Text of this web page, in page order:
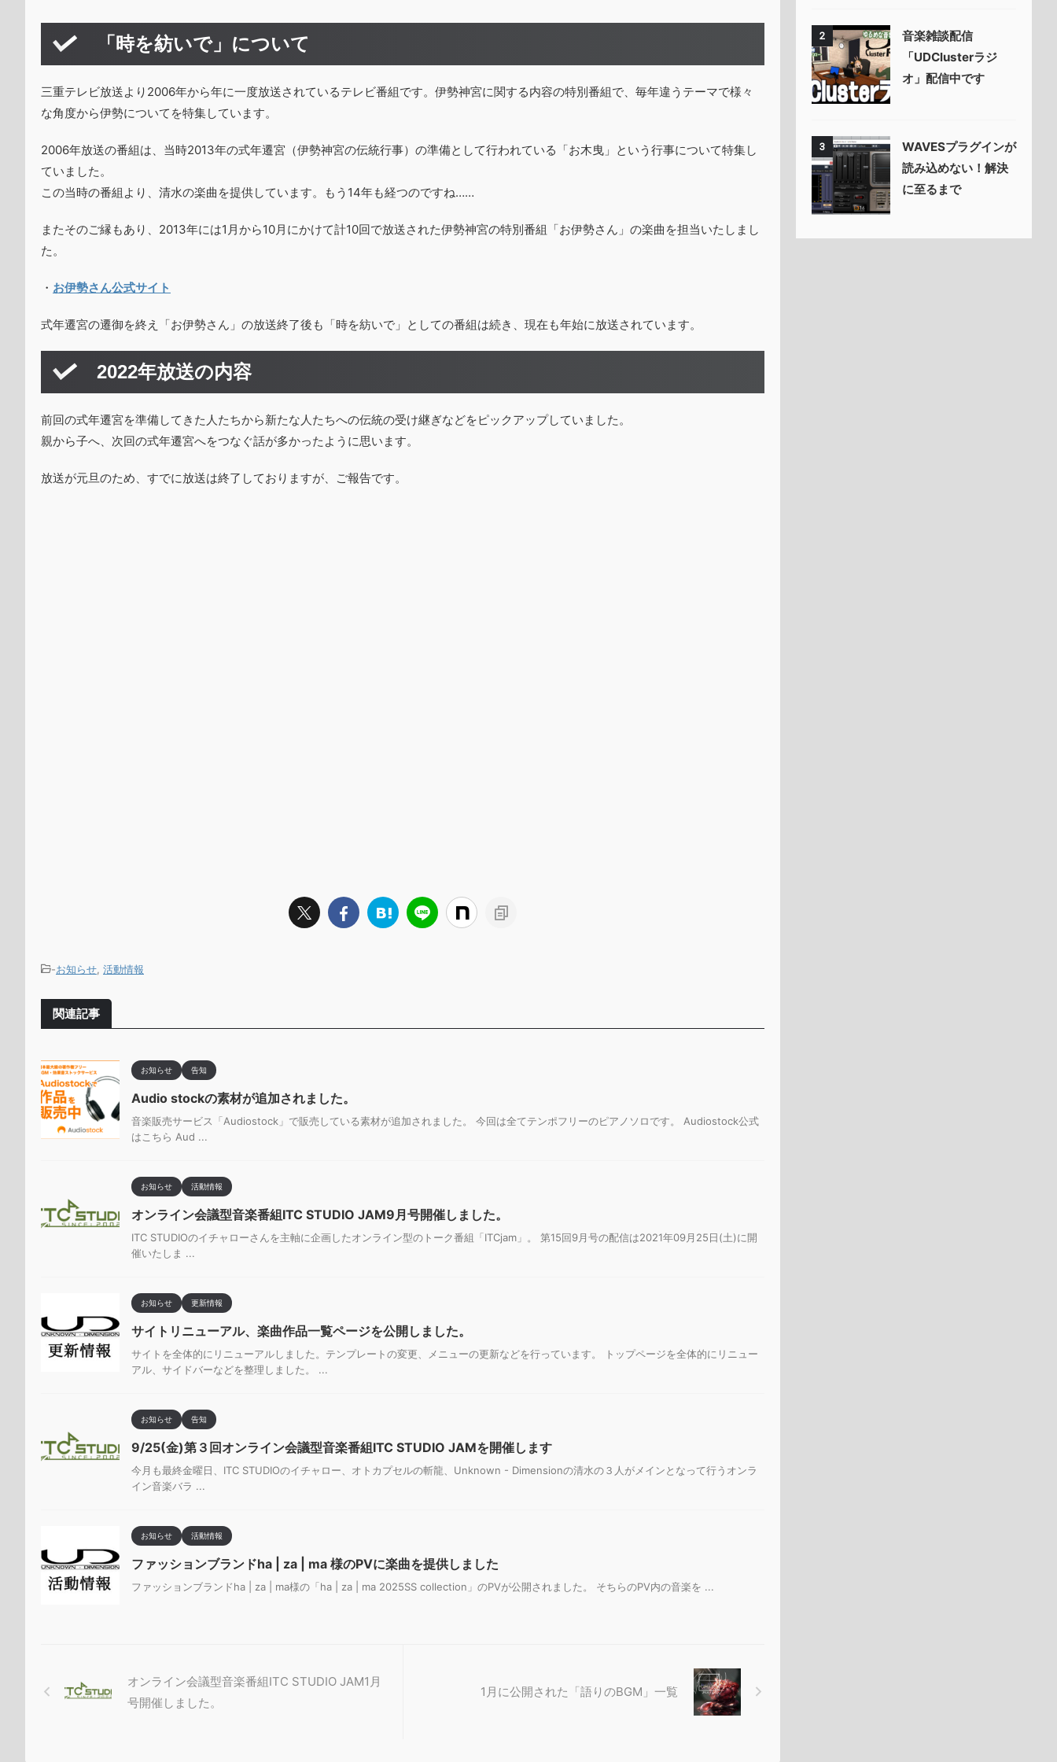
「時を紡いで」について
三重テレビ放送より2006年から年に一度放送されているテレビ番組です。伊勢神宮に関する内容の特別番組で、毎年違うテーマで様々
な角度から伊勢についてを特集しています。
2006年放送の番組は、当時2013年の式年遷宮（伊勢神宮の伝統行事）の準備として行われている「お木曳」という行事について特集し
ていました。
この当時の番組より、清水の楽曲を提供しています。もう14年も経つのですね……
またそのご縁もあり、2013年には1月から10月にかけて計10回で放送された伊勢神宮の特別番組「お伊勢さん」の楽曲を担当いたしまし
た。
・ お伊勢さん公式サイト
式年遷宮の遷御を終え「お伊勢さん」の放送終了後も「時を紡いで」としての番組は続き、現在も年始に放送されています。
2022年放送の内容
前回の式年遷宮を準備してきた人たちから新たな人たちへの伝統の受け継ぎなどをピックアップしていました。
親から子へ、次回の式年遷宮へをつなぐ話が多かったように思います。
放送が元旦のため、すでに放送は終了しておりますが、ご報告です。
-お知らせ 活動情報
関連記事
お知らせ 告知
Audio stockの素材が追加されました。
音楽販売サービス「Audiostock」で販売している素材が追加されました。 今回は全てテンポフリーのピアノソロです。 Audiostock公式
はこちら Aud ...
お知らせ 活動情報
オンライン会議型音楽番組ITC STUDIO JAM9月号開催しました。
ITC STUDIOのイチャローさんを主軸に企画したオンライン型のトーク番組「ITCjam」。 第15回9月号の配信は2021年09月25日(土)に開
催いたしま ...
お知らせ 更新情報
サイトリニューアル、楽曲作品一覧ページを公開しました。
サイトを全体的にリニューアルしました。テンプレートの変更、メニューの更新などを行っています。 トップページを全体的にリニュー
アル、サイドバーなどを整理しました。 ...
お知らせ 告知
9/25(金)第３回オンライン会議型音楽番組ITC STUDIO JAMを開催します
今月も最終金曜日、ITC STUDIOのイチャロー、オトカプセルの斬龍、Unknown - Dimensionの清水の３人がメインとなって行うオンラ
イン音楽バラ ...
お知らせ 活動情報
ファッションブランドha | za | ma 様のPVに楽曲を提供しました
ファッションブランドha | za | ma様の「ha | za | ma 2025SS collection」のPVが公開されました。 そちらのPV内の音楽を ...
オンライン会議型音楽番組ITC STUDIO JAM1月
号開催しました。
1月に公開された「語りのBGM」一覧
2
音楽雑談配信
「UDClusterラジ
オ」配信中です
3
WAVESプラグインが
読み込めない！解決
に至るまで